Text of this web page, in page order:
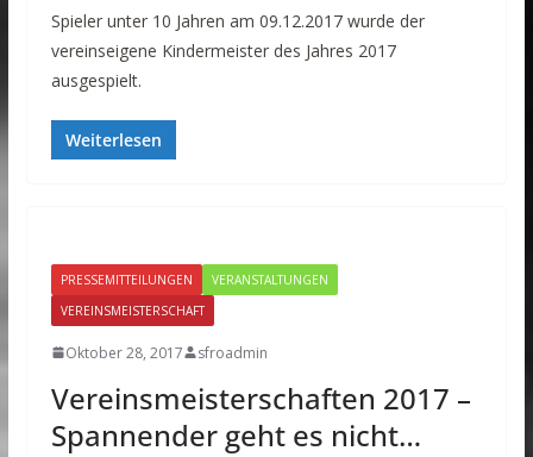
Spieler unter 10 Jahren am 09.12.2017 wurde der
vereinseigene Kindermeister des Jahres 2017
ausgespielt.
Weiterlesen
PRESSEMITTEILUNGEN
VERANSTALTUNGEN
VEREINSMEISTERSCHAFT
Oktober 28, 2017 sfroadmin
Vereinsmeisterschaften 2017 –
Spannender geht es nicht…